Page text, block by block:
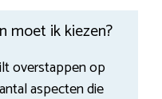
moet ik kiezen?
overstappen op
aspecten die